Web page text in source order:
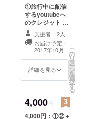
①旅行中に配信
するyoutubeへ
のクレジット ②
コミュ力アップ
を目標に日本一
周をした神田ま
りのコミュ力を
体験できる！サ
ンクスメール
支援者：2人
お届け予定：
2017年10月
詳細を見る
こ
の
リ
タ
ー
ン
を
選
択
す
る
4,000円
4,000円：①②＋